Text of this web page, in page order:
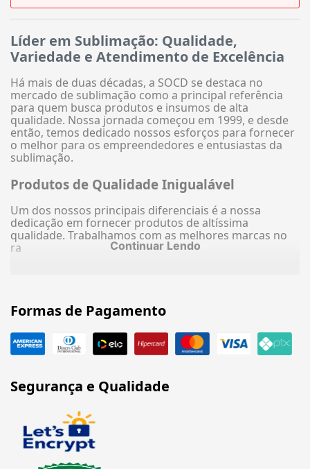
Líder em Sublimação: Qualidade,
Variedade e Atendimento de Excelência
Há mais de duas décadas, a SOCD se destaca no
mercado de sublimação como a principal referência
para quem busca produtos e insumos de alta
qualidade. Nossa jornada começou em 1999, e desde
então, temos dedicado nossos esforços para fornecer
o melhor para os empreendedores e entusiastas da
sublimação.
Produtos de Qualidade Inigualável
Um dos nossos principais diferenciais é a nossa
dedicação em fornecer produtos de altíssima
qualidade. Trabalhamos com as melhores marcas no
ra
Continuar Lendo
Formas de Pagamento
Segurança e Qualidade